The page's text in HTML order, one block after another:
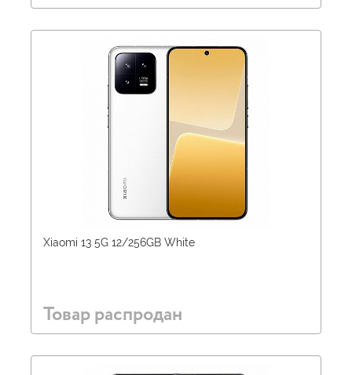
Xiaomi 13 5G 12/256GB White
Товар распродан